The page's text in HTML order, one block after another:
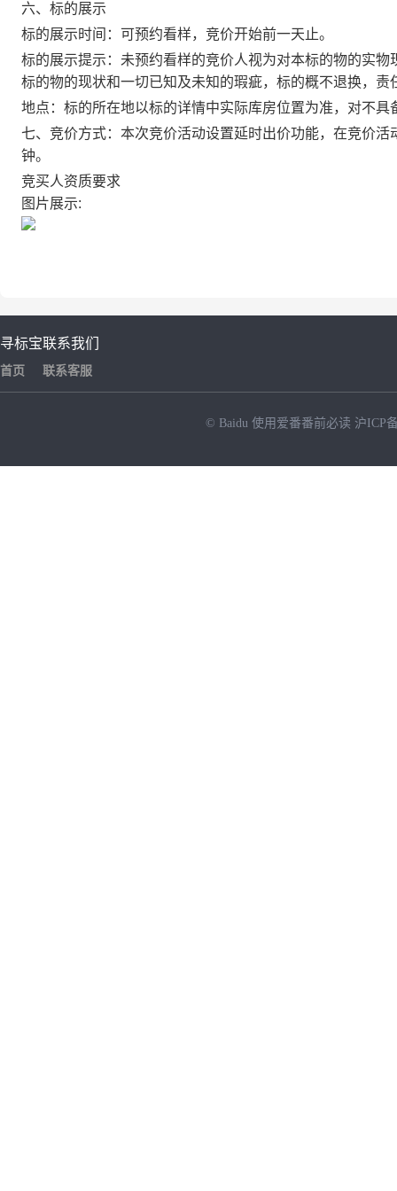
六、标的展示
标的展示时间：可预约看样，竞价开始前一天止。
标的展示提示：未预约看样的竞价人视为对本标的物的实物
标的物的现状和一切已知及未知的瑕疵，标的概不退换，责
地点：标的所在地以标的详情中实际库房位置为准，对不具
七、竞价方式：本次竞价活动设置延时出价功能，在竞价活
钟。
竞买人资质要求
图片展示:
寻标宝
首页
联系我们
联系客服
© Baidu 使用爱番番前必读 沪ICP